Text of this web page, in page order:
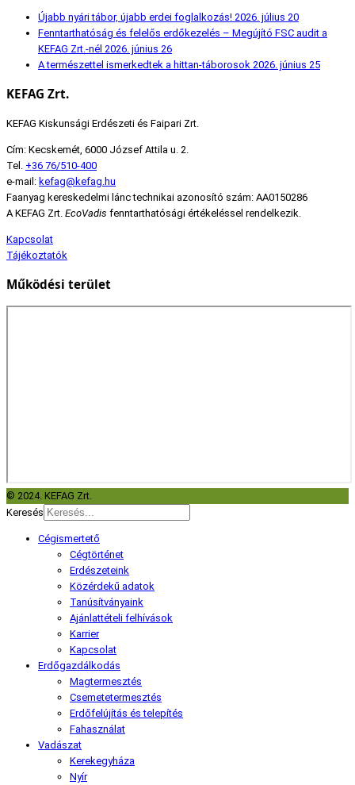
Újabb nyári tábor, újabb erdei foglalkozás! 2026. július 20
Fenntarthatóság és felelős erdőkezelés – Megújító FSC audit a
KEFAG Zrt.-nél 2026. június 26
A természettel ismerkedtek a hittan-táborosok 2026. június 25
KEFAG Zrt.
KEFAG Kiskunsági Erdészeti és Faipari Zrt.
Cím: Kecskemét, 6000 József Attila u. 2.
Tel. +36 76/510-400
e-mail: kefag@kefag.hu
Faanyag kereskedelmi lánc technikai azonosító szám: AA0150286
A KEFAG Zrt. EcoVadis fenntarthatósági értékeléssel rendelkezik.
Kapcsolat
Tájékoztatók
Működési terület
© 2024. KEFAG Zrt.
Keresés
Cégismertető
Cégtörténet
Erdészeteink
Közérdekű adatok
Tanúsítványaink
Ajánlattételi felhívások
Karrier
Kapcsolat
Erdőgazdálkodás
Magtermesztés
Csemetetermesztés
Erdőfelújítás és telepítés
Fahasználat
Vadászat
Kerekegyháza
Nyír